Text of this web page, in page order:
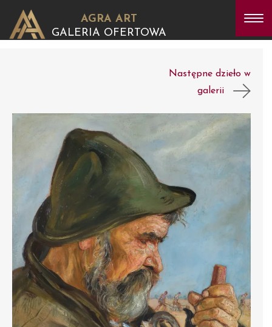
AGRA ART
GALERIA OFERTOWA
Następne dzieło w
galerii